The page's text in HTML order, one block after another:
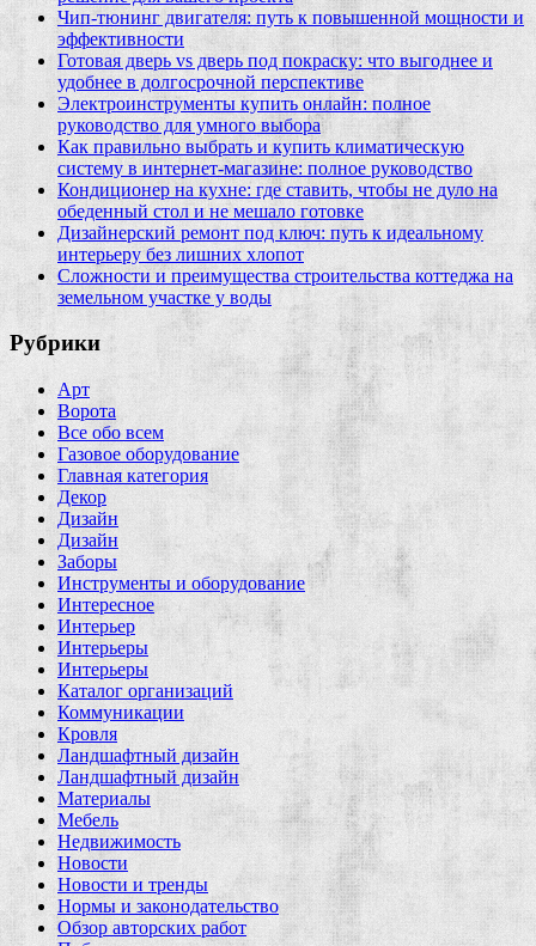
Чип‑тюнинг двигателя: путь к повышенной мощности и
эффективности
Готовая дверь vs дверь под покраску: что выгоднее и
удобнее в долгосрочной перспективе
Электроинструменты купить онлайн: полное
руководство для умного выбора
Как правильно выбрать и купить климатическую
систему в интернет‑магазине: полное руководство
Кондиционер на кухне: где ставить, чтобы не дуло на
обеденный стол и не мешало готовке
Дизайнерский ремонт под ключ: путь к идеальному
интерьеру без лишних хлопот
Сложности и преимущества строительства коттеджа на
земельном участке у воды
Рубрики
Арт
Ворота
Все обо всем
Газовое оборудование
Главная категория
Декор
Дизайн
Дизайн
Заборы
Инструменты и оборудование
Интересное
Интерьер
Интерьеры
Интерьеры
Каталог организаций
Коммуникации
Кровля
Ландшафтный дизайн
Ландшафтный дизайн
Материалы
Мебель
Недвижимость
Новости
Новости и тренды
Нормы и законодательство
Обзор авторских работ